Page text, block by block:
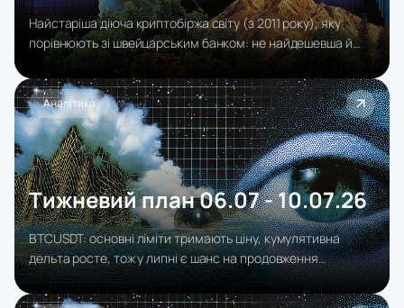
Найстаріша діюча криптобіржа світу (з 2011 року), яку
порівнюють зі швейцарським банком: не найдешевша й
без тисяч монет, зате з 50+ ліцензіями, страхуванням
активів до $250 млн через BitGo і бездоганною історією
виплат.
Аналітика
Тижневий план 06.07 - 10.07.26
BTCUSDT: основні ліміти тримають ціну, кумулятивна
дельта росте, тож у липні є шанс на продовження
висхідного тренду після короткої корекції. ETHUSDT:
ситуація схожа, але слабша – ключове значення матиме